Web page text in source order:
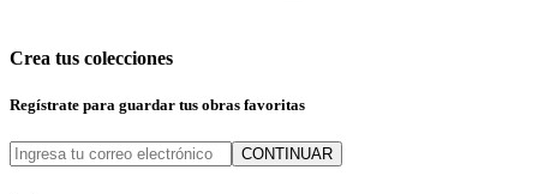
Crea tus colecciones
Regístrate para guardar tus obras favoritas
CONTINUAR